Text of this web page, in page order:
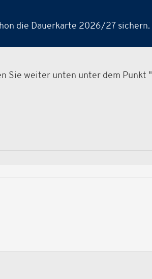
die Dauerkarte 2026/27 sichern.
Sie weiter unten unter dem Punkt "